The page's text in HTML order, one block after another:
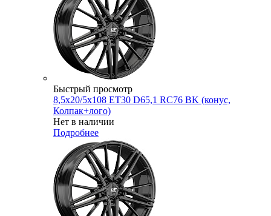
Быстрый просмотр
8,5x20/5x108 ET30 D65,1 RC76 BK (конус,
Колпак+лого)
Нет в наличии
Подробнее